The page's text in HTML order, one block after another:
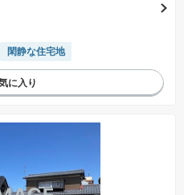
閑静な住宅地